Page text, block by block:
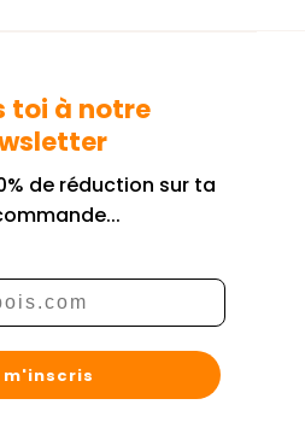
toi à notre
de réduction sur ta
m'inscris